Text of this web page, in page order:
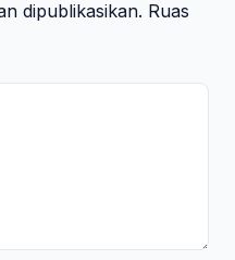
dipublikasikan. Ruas